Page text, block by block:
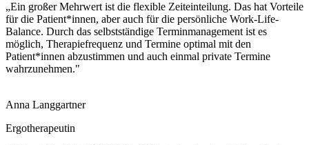
„Ein großer Mehrwert ist die flexible Zeiteinteilung. Das hat Vorteile
für die Patient*innen, aber auch für die persönliche Work-Life-
Balance. Durch das selbstständige Terminmanagement ist es
möglich, Therapiefrequenz und Termine optimal mit den
Patient*innen abzustimmen und auch einmal private Termine
wahrzunehmen."
Anna Langgartner
Ergotherapeutin